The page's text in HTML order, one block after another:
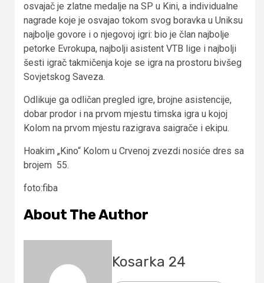
osvajač je zlatne medalje na SP u Kini, a individualne
nagrade koje je osvajao tokom svog boravka u Uniksu
najbolje govore i o njegovoj igri: bio je član najbolje
petorke Evrokupa, najbolji asistent VTB lige i najbolji
šesti igrač takmičenja koje se igra na prostoru bivšeg
Sovjetskog Saveza.
Odlikuje ga odličan pregled igre, brojne asistencije,
dobar prodor i na prvom mjestu timska igra u kojoj
Kolom na prvom mjestu razigrava saigrače i ekipu.
Hoakim „Kino“ Kolom u Crvenoj zvezdi nosiće dres sa
brojem 55.
foto:fiba
About The Author
Kosarka 24